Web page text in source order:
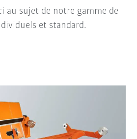
au sujet de notre gamme de
et standard.